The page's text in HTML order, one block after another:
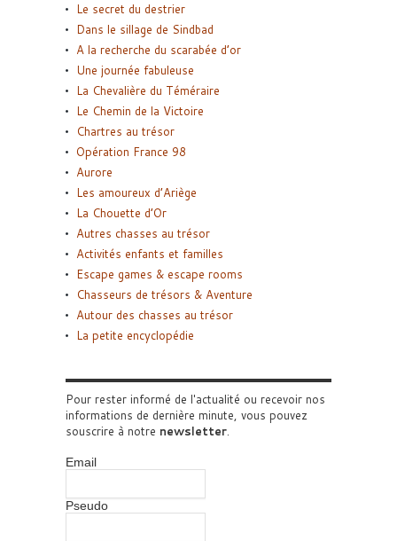
Le secret du destrier
Dans le sillage de Sindbad
A la recherche du scarabée d’or
Une journée fabuleuse
La Chevalière du Téméraire
Le Chemin de la Victoire
Chartres au trésor
Opération France 98
Aurore
Les amoureux d’Ariège
La Chouette d’Or
Autres chasses au trésor
Activités enfants et familles
Escape games & escape rooms
Chasseurs de trésors & Aventure
Autour des chasses au trésor
La petite encyclopédie
Pour rester informé de l'actualité ou recevoir nos
informations de dernière minute, vous pouvez
souscrire à notre newsletter.
Email
Pseudo